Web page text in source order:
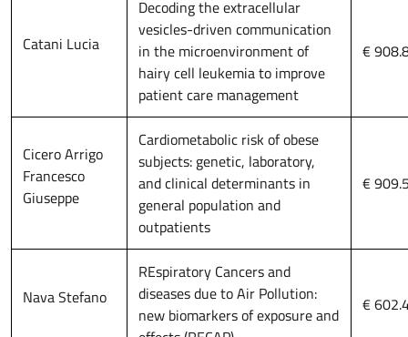
Catani Lucia
Decoding the extracellular
vesicles-driven communication
in the microenvironment of
hairy cell leukemia to improve
patient care management
€
Cicero Arrigo
Francesco
Giuseppe
Cardiometabolic risk of obese
subjects: genetic, laboratory,
and clinical determinants in
general population and
outpatients
€
Nava Stefano
REspiratory Cancers and
diseases due to Air Pollution:
new biomarkers of exposure and
€